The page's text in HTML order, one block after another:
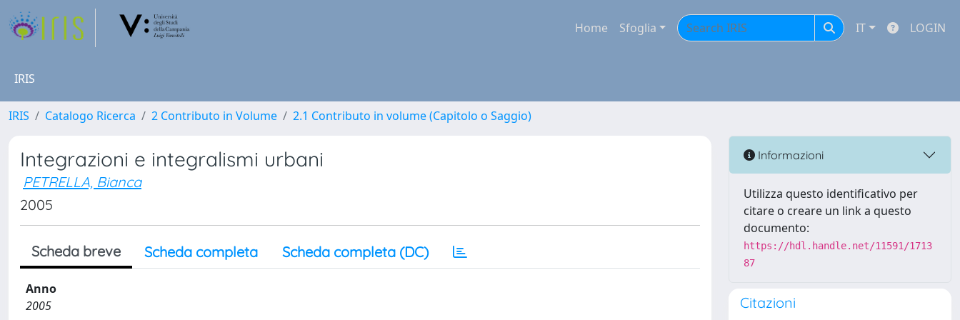
Home Sfoglia IT LOGIN
IRIS
IRIS Catalogo Ricerca 2 Contributo in Volume 2.1 Contributo in volume (Capitolo o Saggio)
Integrazioni e integralismi urbani
PETRELLA, Bianca
2005
Scheda breve Scheda completa Scheda completa (DC)
Anno
2005
Informazioni
Utilizza questo identificativo per
citare o creare un link a questo
documento:
https://hdl.handle.net/11591/1713
87
Citazioni